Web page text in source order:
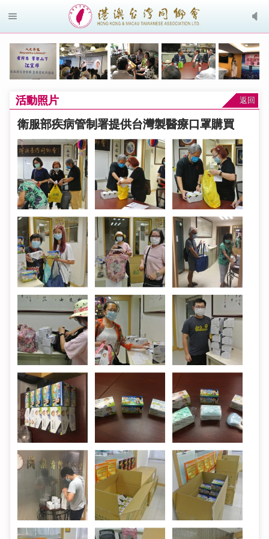
活動照片 返回
衛服部疾病管制署提供台灣製醫療口罩購買